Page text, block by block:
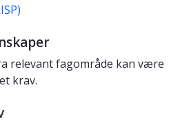
relevant fagområde kan være
krav.